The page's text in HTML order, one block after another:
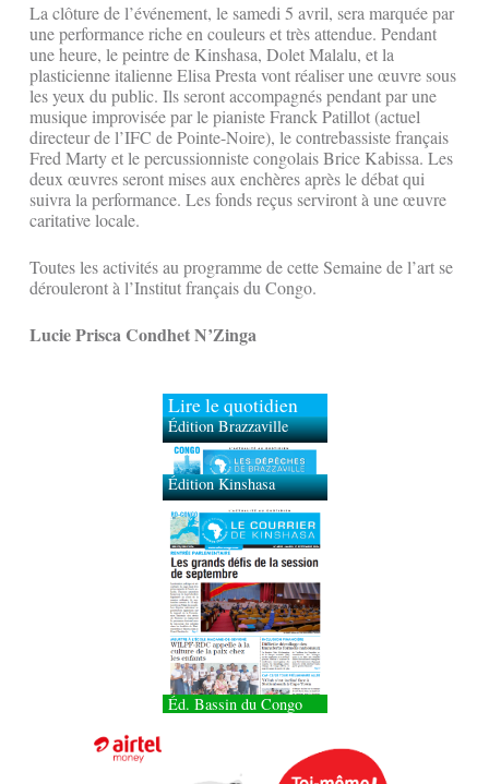
La clôture de l’événement, le samedi 5 avril, sera marquée par
une performance riche en couleurs et très attendue. Pendant
une heure, le peintre de Kinshasa, Dolet Malalu, et la
plasticienne italienne Elisa Presta vont réaliser une œuvre sous
les yeux du public. Ils seront accompagnés pendant par une
musique improvisée par le pianiste Franck Patillot (actuel
directeur de l’IFC de Pointe-Noire), le contrebassiste français
Fred Marty et le percussionniste congolais Brice Kabissa. Les
deux œuvres seront mises aux enchères après le débat qui
suivra la performance. Les fonds reçus serviront à une œuvre
caritative locale.
Toutes les activités au programme de cette Semaine de l’art se
dérouleront à l’Institut français du Congo.
Lucie Prisca Condhet N’Zinga
Lire le quotidien
Édition Brazzaville
Édition Kinshasa
Éd. Bassin du Congo